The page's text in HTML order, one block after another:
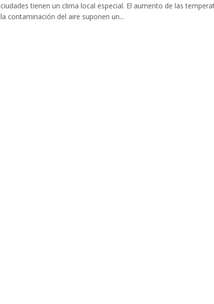
ciudades tienen un clima local especial. El aumento de las
la contaminación del aire suponen un...